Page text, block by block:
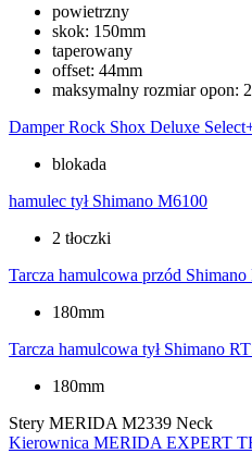
powietrzny
skok: 150mm
taperowany
offset: 44mm
maksymalny rozmiar opon:
Damper Rock Shox Deluxe
blokada
hamulec tył Shimano M6100
2 tłoczki
Tarcza hamulcowa przód Shimano
180mm
Tarcza hamulcowa tył Shimano
180mm
Stery MERIDA M2339 Neck
Kierownica MERIDA EXPERT